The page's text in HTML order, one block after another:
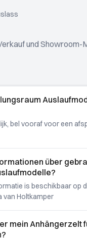
und Showroom-
bel vooraf voor een
über
is beschikbaar op
Holtkamper
mein Anhängerzelt